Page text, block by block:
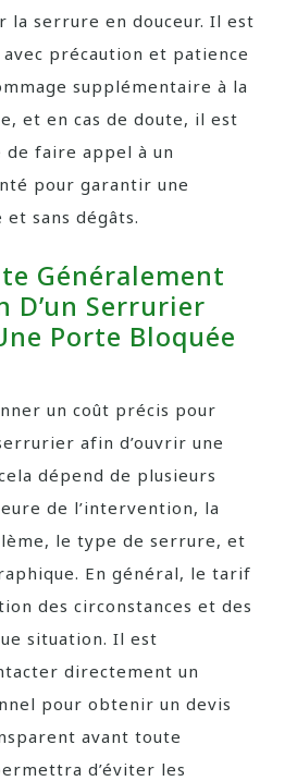
la serrure en douceur. Il est
précaution et patience
supplémentaire à la
et en cas de doute, il est
faire appel à un
pour garantir une
sans dégâts.
Généralement
D’un Serrurier
Porte Bloquée
un coût précis pour
afin d’ouvrir une
dépend de plusieurs
de l’intervention, la
le type de serrure, et
En général, le tarif
des circonstances et des
situation. Il est
directement un
pour obtenir un devis
avant toute
d’éviter les